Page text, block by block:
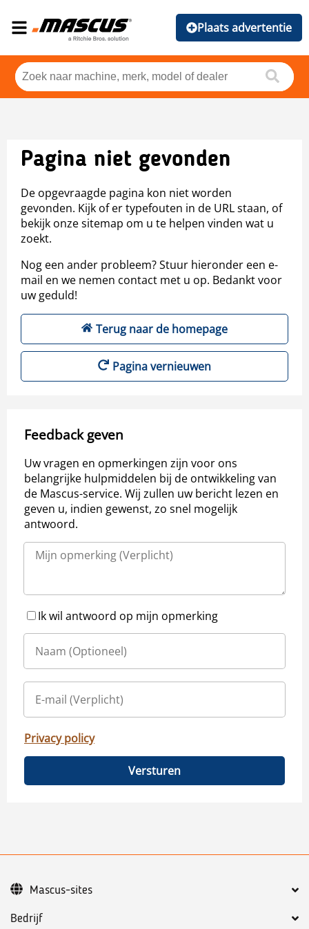
Plaats advertentie
Pagina niet gevonden
De opgevraagde pagina kon niet worden
gevonden. Kijk of er typefouten in de URL staan, of
bekijk onze sitemap om u te helpen vinden wat u
zoekt.
Nog een ander probleem? Stuur hieronder een e-
mail en we nemen contact met u op. Bedankt voor
uw geduld!
Terug naar de homepage
Pagina vernieuwen
Feedback geven
Uw vragen en opmerkingen zijn voor ons
belangrijke hulpmiddelen bij de ontwikkeling van
de Mascus-service. Wij zullen uw bericht lezen en
geven u, indien gewenst, zo snel mogelijk
antwoord.
Ik wil antwoord op mijn opmerking
Privacy policy
Versturen
Bedrijf
Mascus-sites